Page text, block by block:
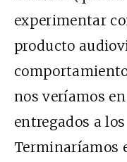
experimentar
producto
nos veríamos
entregados a
Terminaríamos